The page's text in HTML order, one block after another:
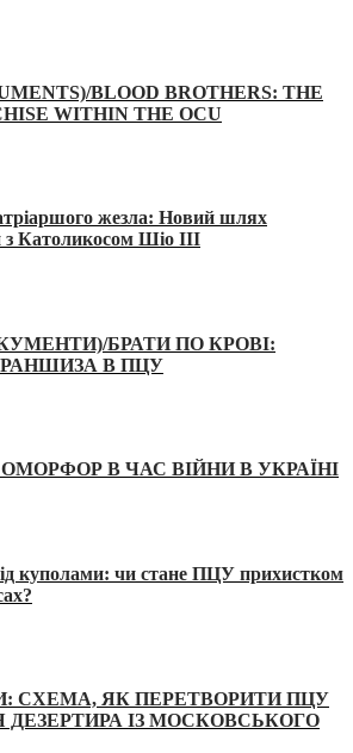
BLOOD BROTHERS: THE
WITHIN THE OCU
жезла: Новий шлях
з Католикосом Шіо III
БРАТИ ПО КРОВІ:
В ПЦУ
В ЧАС ВІЙНИ В УКРАЇНІ
куполами: чи стане ПЦУ прихистком
СХЕМА, ЯК ПЕРЕТВОРИТИ ПЦУ
ІЗ МОСКОВСЬКОГО